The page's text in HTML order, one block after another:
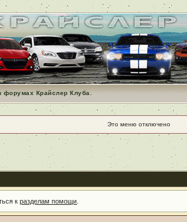
форумах Крайслер Клуба.
Это меню отключено
кразделам помощи